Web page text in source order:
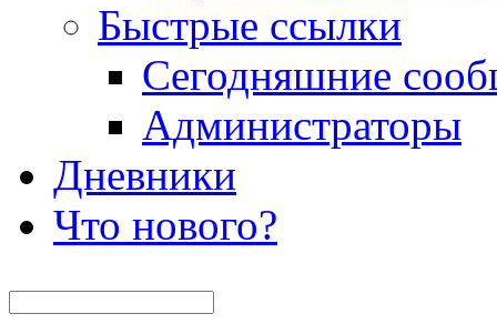
Быстрые ссылки
Сегодняшние
Администраторы
Дневники
Что нового?